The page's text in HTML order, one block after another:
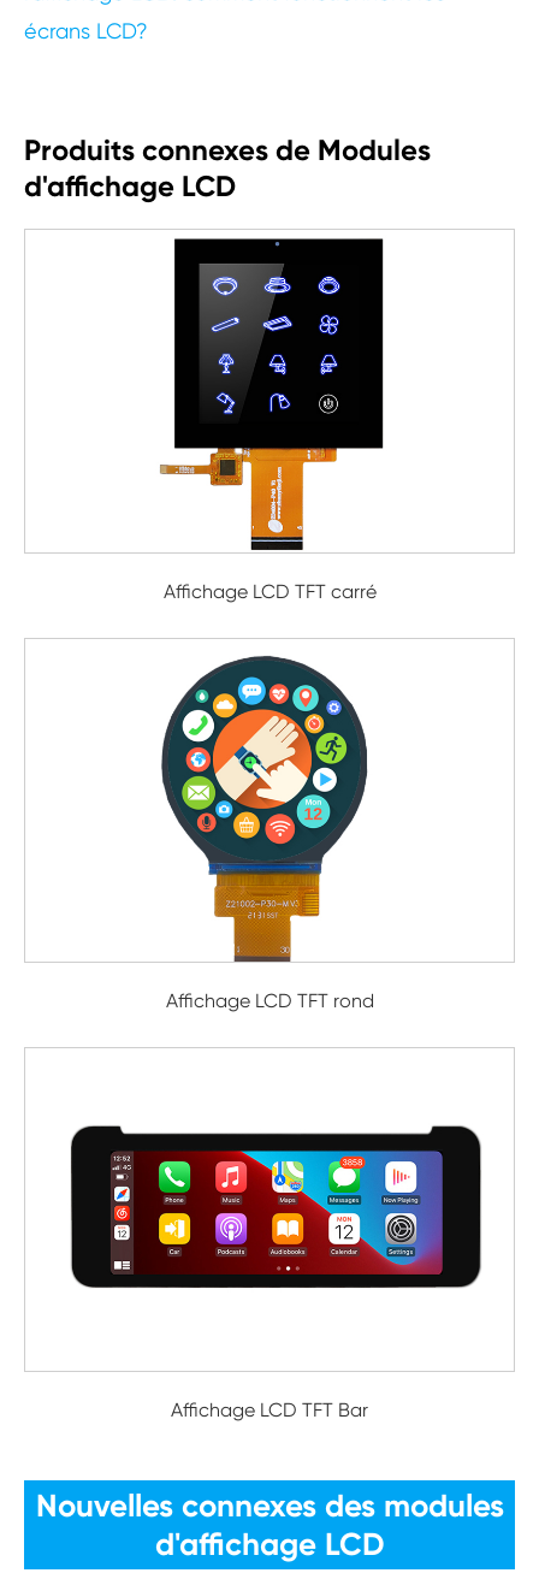
écrans LCD?
Produits connexes de Modules
d'affichage LCD
Affichage LCD TFT carré
Affichage LCD TFT rond
Affichage LCD TFT Bar
Nouvelles connexes des modules
d'affichage LCD